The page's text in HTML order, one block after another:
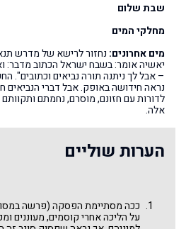
שבת שלום
מחלקי המים
מים אחרונים: נחזור לרישא של מדרש
יאשיה אומר: בשבח ישראל הכתוב מדבר:
– אבל לך ניתנה תורה נביאים וכתובים".
נראה חידושה באופק. אבל דברי הנביאים
לדורות עם חזונם, מוסרם, נחמתם
אלה.
הערות שוליים
ככה מסתיימת הפסקה (פרשה
על הליכה אחרי קוסמים, מעוננים